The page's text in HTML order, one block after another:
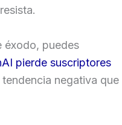
éxodo, puedes
pierde suscriptores
negativa que